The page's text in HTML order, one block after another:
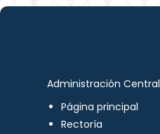
Administración Central
Página principal
Rectoría